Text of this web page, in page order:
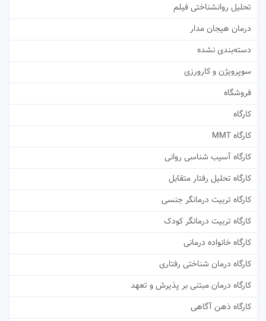
تحلیل روانشناختی فیلم
درمان هیجان مدار
دسته‌بندی نشده
سوپرویژن و کارورزی
فروشگاه
کارگاه
کارگاه MMT
کارگاه آسیب شناسی روانی
کارگاه تحلیل رفتار متقابل
کارگاه تربیت درمانگر جنسی
کارگاه تربیت درمانگر کودک
کارگاه خانواده درمانی
کارگاه درمان شناختی رفتاری
کارگاه درمان مبتنی بر پذیرش و تعهد
کارگاه ذهن آگاهی